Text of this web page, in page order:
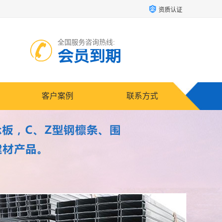
资质认证
全国服务咨询热线:
会员到期
客户案例 联系方式